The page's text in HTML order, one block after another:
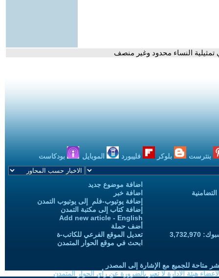
النساء محدود وغير منصف
بنترست بلوكر فليبورد الموبايل بودكاست
اضافة موضوع جديد
اضافة خبر
إضافة يوتيوب-فلم إلى يوتيوب التمدن
إضافة كتاب إلى مكتبة التمدن
Add new article - English
أضف حملة
تعديل الموقع الفرعي للكاتب-ة
ابحث في موقع الحوار المتمدن
متاحة للجميع مع الإشارة إلى المصدر
هيئة الادارة لا تعبر بالضرورة عن رأي الحوار المتمدن